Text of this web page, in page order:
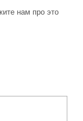
нам про это